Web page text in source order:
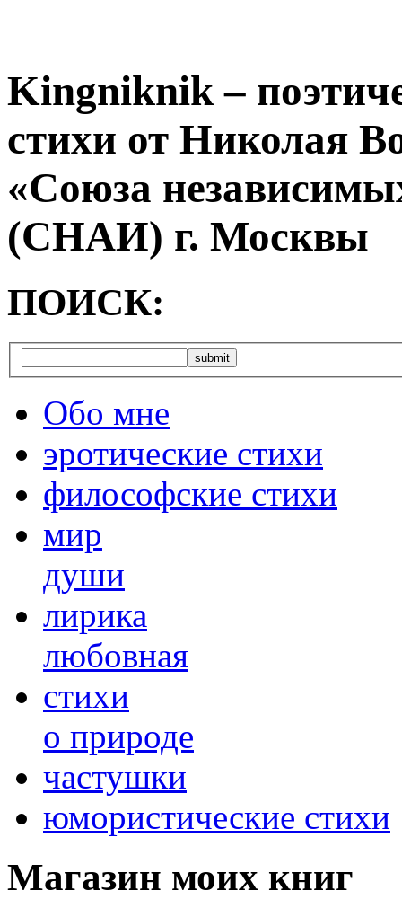
Kingniknik –
стихи от Николая
«Союза
(СНАИ) г. Москвы
ПОИСК:
Обо мне
эротические стихи
философские стихи
мир
души
лирика
любовная
cтихи
о природе
частушки
юмористические стихи
Магазин моих книг